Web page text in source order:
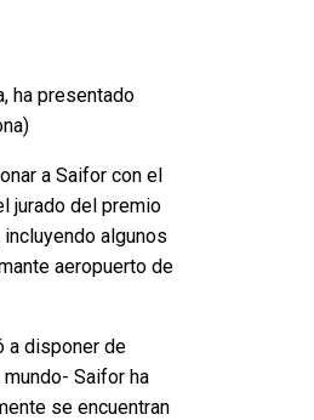
ha presentado
a Saifor con el
jurado del premio
algunos
aeropuerto de
a disponer de
Saifor ha
se encuentran